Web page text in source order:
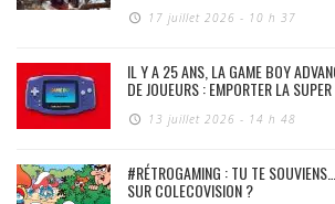
17 juillet 2026 - 10 h 37
IL Y A 25 ANS, LA GAME BOY
DE JOUEURS : EMPORTER LA
13 juillet 2026 - 14 h 48
#RÉTROGAMING : TU TE
SUR COLECOVISION ?